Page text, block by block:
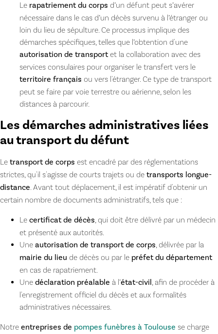
Le rapatriement du corps d’un défunt peut s’avérer
nécessaire dans le cas d’un décès survenu à l’étranger ou
loin du lieu de sépulture. Ce processus implique des
démarches spécifiques, telles que l’obtention d'une
autorisation de transportet la collaboration avec des
services consulaires pour organiser le transfert vers le
territoire français ou vers l'étranger. Ce type de transport
peut se faire par voie terrestre ou aérienne, selon les
distances à parcourir.
Les démarches administratives liées
au transport du défunt
Le transport de corps est encadré par des réglementations
strictes, qu'il s'agisse de courts trajets ou de transports longue-
distance. Avant tout déplacement, il est impératif d'obtenir un
certain nombre de documents administratifs, tels que :
Le certificat de décès, qui doit être délivré par un médecin
et présenté aux autorités.
Une autorisation de transport de corps, délivrée par la
mairie du lieu de décès ou par le préfet du département
en cas de rapatriement.
Une déclaration préalable à l’état-civil, afin de procéder à
l'enregistrement officiel du décès et aux formalités
administratives nécessaires.
Notre entreprises de pompes funèbres à Toulouse se charge